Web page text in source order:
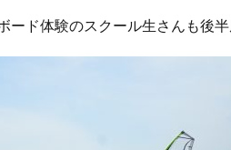
ード体験のスクール生さんも後